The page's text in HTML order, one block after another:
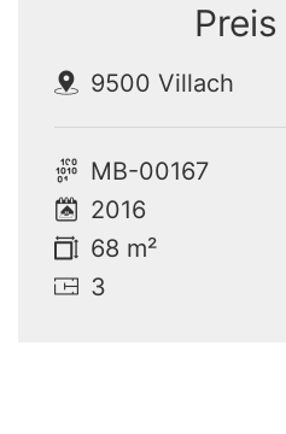
9500 Villach
MB-00167
2016
68 m²
3